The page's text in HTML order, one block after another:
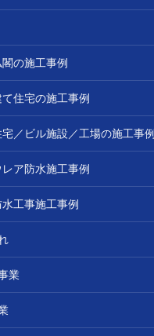
の施工事例
住宅の施工事例
／ビル施設／工場の施工事例
ア防水施工事例
工事施工事例
業